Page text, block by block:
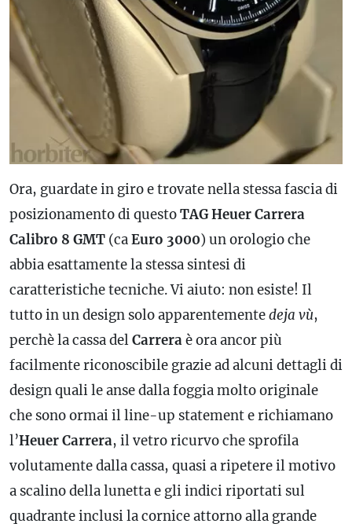
Ora, guardate in giro e trovate nella stessa fascia di
posizionamento di questoTAG Heuer Carrera
Calibro 8 GMT (caEuro 3000) un orologio che
abbia esattamente la stessa sintesi di
caratteristiche tecniche. Vi aiuto: non esiste! Il
tutto in un design solo apparentementedeja vù,
perchè la cassa delCarreraè ora ancor più
facilmente riconoscibile grazie ad alcuni dettagli di
design quali le anse dalla foggia molto originale
che sono ormai il line-up statement e richiamano
l’Heuer Carrera, il vetro ricurvo che sprofila
volutamente dalla cassa, quasi a ripetere il motivo
a scalino della lunetta e gli indici riportati sul
quadrante inclusi la cornice attorno alla grande